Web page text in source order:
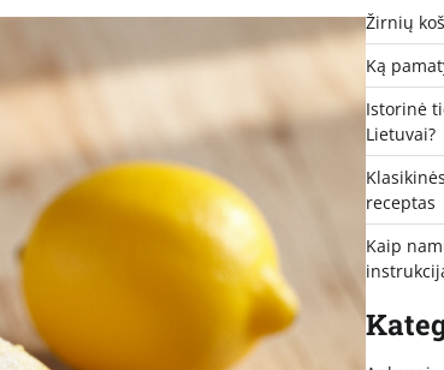
Žirnių
Ką
Istorinė
Lietuvai?
receptas
Kaip